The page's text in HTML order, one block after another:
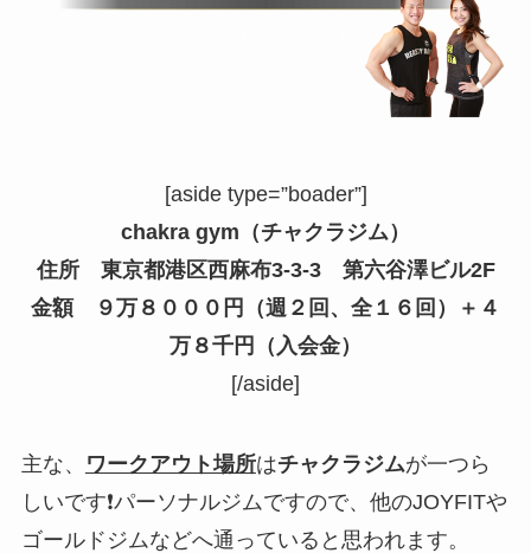
[aside type=”boader”]
chakra gym（チャクラジム）
住所 東京都港区西麻布3-3-3 第六谷澤ビル2F
金額 ９万８０００円（週２回、全１６回）＋４
万８千円（入会金）
[/aside]
主な、 ワークアウト場所はチャクラジムが一つら
しいです❗パーソナルジムですので、他のJOYFITや
ゴールドジムなどへ通っていると思われます。